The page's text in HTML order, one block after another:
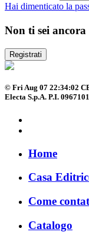
Hai dimenticato la
Non ti sei
Registrati
© Fri Aug 07 22:34:02
Electa S.p.A. P.I.
Home
Casa
Come
Catalogo